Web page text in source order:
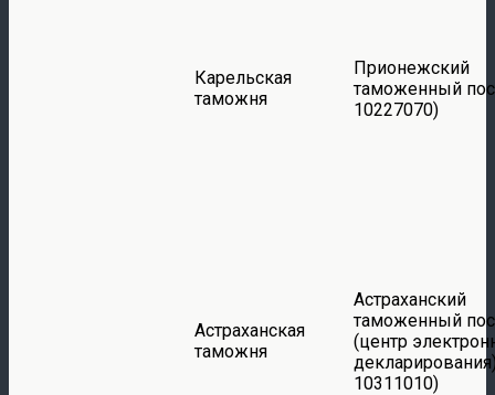
Карельская
таможня
Прионежский
таможенный
10227070)
Астраханская
таможня
Астраханский
таможенный
(центр
10311010)